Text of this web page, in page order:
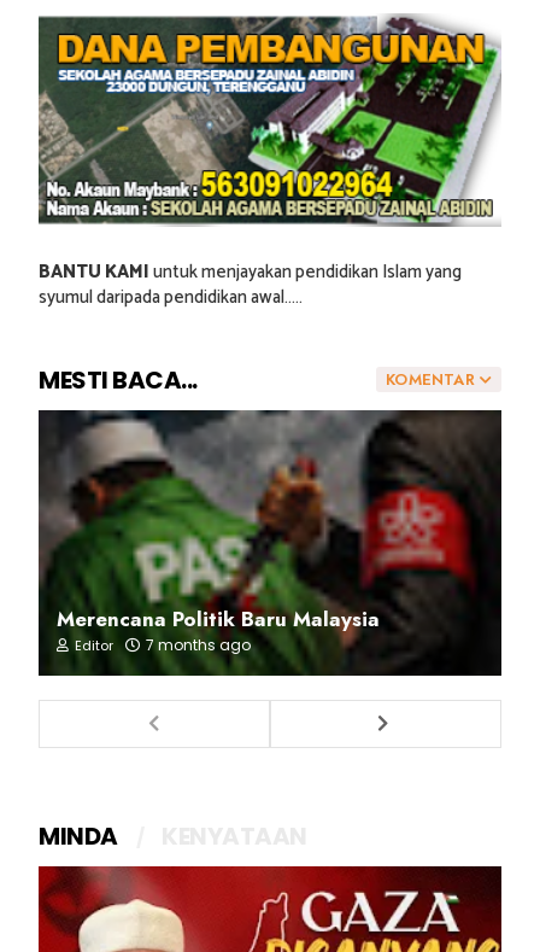
BANTU KAMIuntuk menjayakan pendidikan Islam yang
syumul daripada pendidikan awal.....
KOMENTAR
MESTI BACA...
Merencana Politik Baru Malaysia
Editor 7 months ago
MINDA